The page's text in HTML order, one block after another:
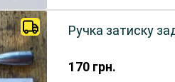
170 грн.
Ручка затиску